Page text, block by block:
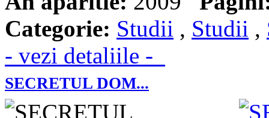
Categorie: Studii , Studii ,
- vezi detaliile -
SECRETUL DOM...